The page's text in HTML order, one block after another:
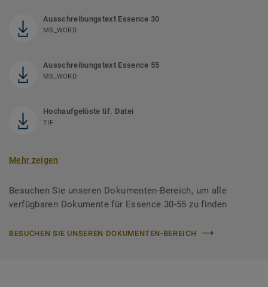
Ausschreibungstext Essence 30
MS_WORD
Ausschreibungstext Essence 55
MS_WORD
Hochaufgelöste tif. Datei
TIF
Mehr zeigen
Besuchen Sie unseren Dokumenten-Bereich, um alle
verfügbaren Dokumente für Essence 30-55 zu finden
BESUCHEN SIE UNSEREN DOKUMENTEN-BEREICH